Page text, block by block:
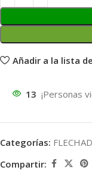
Añadir a la lista
13 ¡Personas
Categorías:
Compartir: